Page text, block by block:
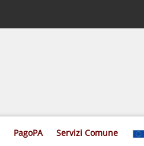
PagoPA Servizi Comune